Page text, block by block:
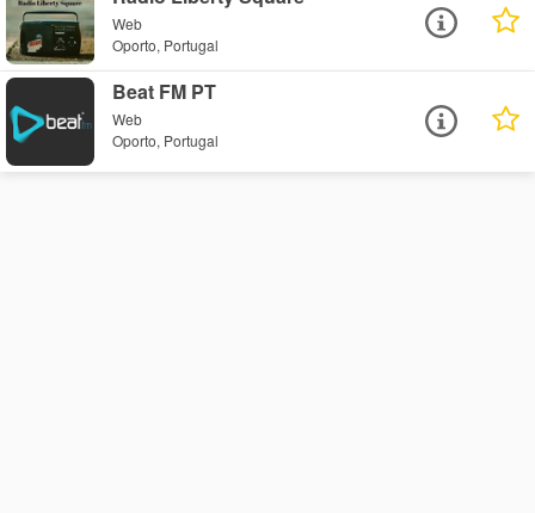
Web
Oporto, Portugal
Beat FM PT
Web
Oporto, Portugal